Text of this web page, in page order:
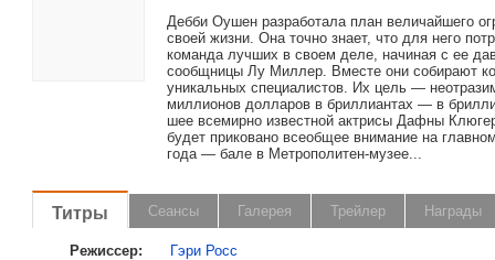
Дебби Оушен разработала план величайшего
своей жизни. Она точно знает, что для него
команда лучших в своем деле, начиная с ее
сообщницы Лу Миллер. Вместе они собирают
уникальных специалистов. Их цель —
миллионов долларов в бриллиантах — в
шее всемирно известной актрисы Дафны
будет приковано всеобщее внимание на
года — бале в Метрополитен-музее...
Титры Сеансы Галерея Трейлер Награды
Режиссер: Гэри Росс